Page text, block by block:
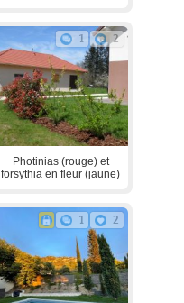
1 2
Photinias (rouge) et
forsythia en fleur (jaune)
1 2